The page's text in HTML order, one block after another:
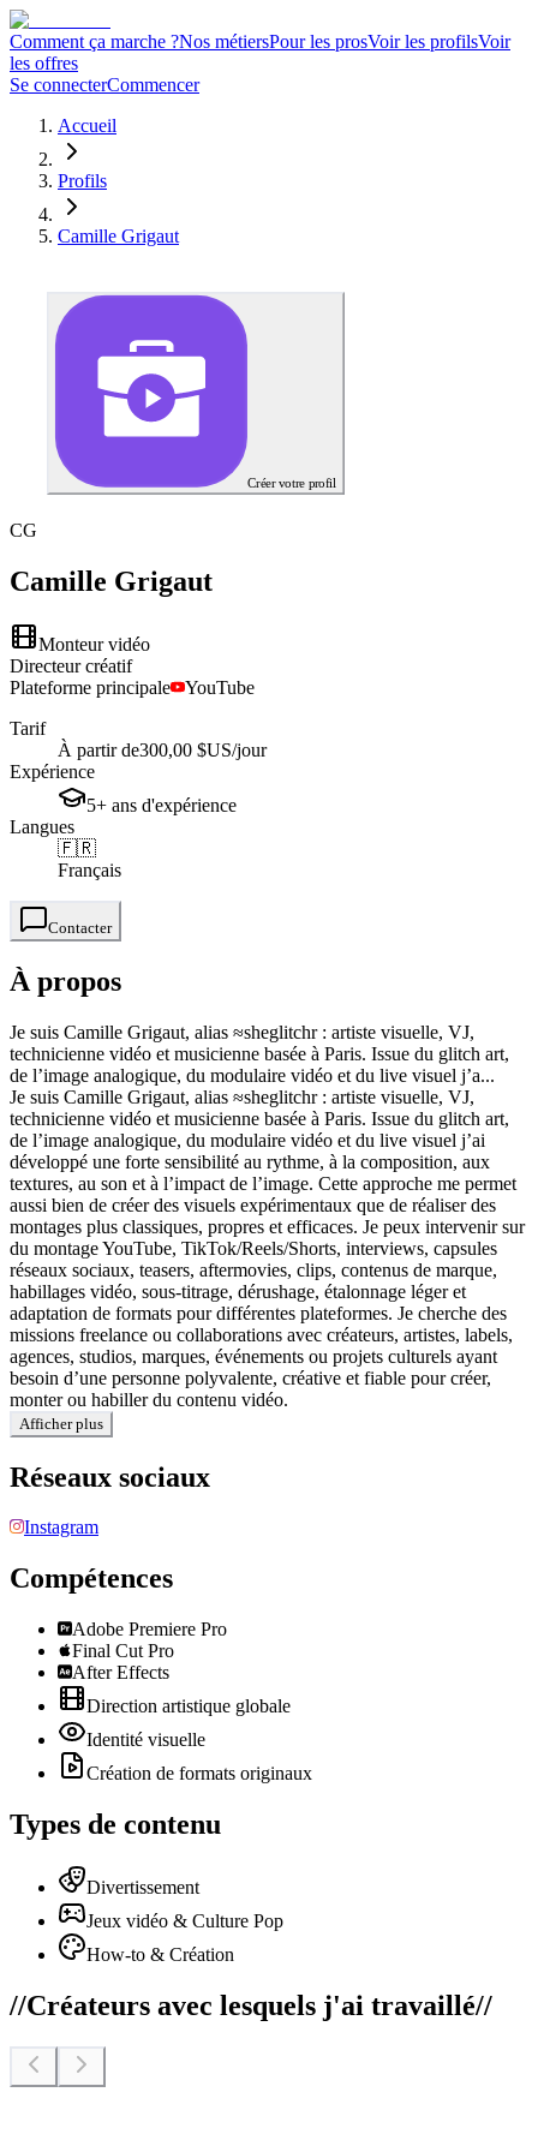
Comment ça marche ?Nos métiersPour les prosVoir les profilsVoir
les offres
Se connecterCommencer
Accueil
Profils
Camille Grigaut
Créer votre profil
CG
Camille Grigaut
Monteur vidéo
Directeur créatif
Plateforme principale
YouTube
Tarif
À partir de300,00 $US/jour
Expérience
5+ ans d'expérience
Langues
🇫🇷
Français
Contacter
À propos
Je suis Camille Grigaut, alias ≈sheglitchr : artiste visuelle, VJ,
technicienne vidéo et musicienne basée à Paris. Issue du glitch art,
de l’image analogique, du modulaire vidéo et du live visuel j’a...
Je suis Camille Grigaut, alias ≈sheglitchr : artiste visuelle, VJ,
technicienne vidéo et musicienne basée à Paris. Issue du glitch art,
de l’image analogique, du modulaire vidéo et du live visuel j’ai
développé une forte sensibilité au rythme, à la composition, aux
textures, au son et à l’impact de l’image. Cette approche me permet
aussi bien de créer des visuels expérimentaux que de réaliser des
montages plus classiques, propres et efficaces. Je peux intervenir sur
du montage YouTube, TikTok/Reels/Shorts, interviews, capsules
réseaux sociaux, teasers, aftermovies, clips, contenus de marque,
habillages vidéo, sous-titrage, dérushage, étalonnage léger et
adaptation de formats pour différentes plateformes. Je cherche des
missions freelance ou collaborations avec créateurs, artistes, labels,
agences, studios, marques, événements ou projets culturels ayant
besoin d’une personne polyvalente, créative et fiable pour créer,
monter ou habiller du contenu vidéo.
Afficher plus
Réseaux sociaux
Instagram
Compétences
Adobe Premiere Pro
Final Cut Pro
After Effects
Direction artistique globale
Identité visuelle
Création de formats originaux
Types de contenu
Divertissement
Jeux vidéo & Culture Pop
How-to & Création
//Créateurs avec lesquels j'ai travaillé//